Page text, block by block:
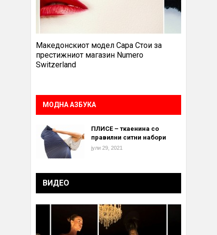
Македонскиот модел Сара Стои за
престижниот магазин Numero
Switzerland
МОДНА АЗБУКА
ПЛИСЕ – ткаенина со
правилни ситни набори
јули 29, 2021
ВИДЕО